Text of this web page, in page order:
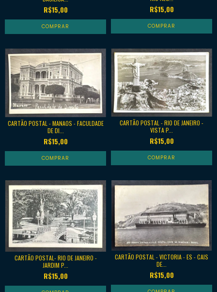
R$15,00 R$15,00
CARTÃO POSTAL - MANAOS - FACULDADE
DE DI...
R$15,00
CARTÃO POSTAL - RIO DE JANEIRO -
VISTA P...
R$15,00
CARTÃO POSTAL- RIO DE JANEIRO -
JARDIM P...
R$15,00
CARTÃO POSTAL - VICTORIA - ES - CAIS
DE...
R$15,00